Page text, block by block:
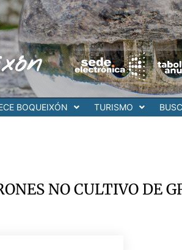
BOQUEIXÓN TURISMO
NO CULTIVO DE